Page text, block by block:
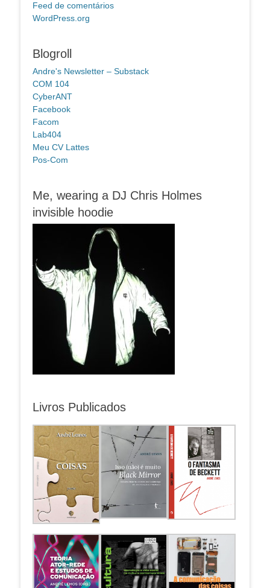
Feed de comentários
WordPress.org
Blogroll
Andre's Newsletter – Substack
COM 104
CyberANT
Facebook
Facom
Lab404
Meu CV Lattes
Pos-Com
Me, wearing a DJ Chris Holmes
invisible hoodie
Livros Publicados